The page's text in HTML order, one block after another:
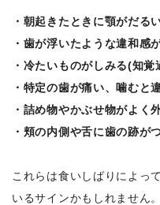
・朝起きたときに顎がだる
・歯が浮いたような違和感
・冷たいものがしみる(知覚
・特定の歯が痛い、噛むと
・詰め物やかぶせ物がよく
・頬の内側や舌に歯の跡が
これらは食いしばりによっ
いるサインかもしれません。